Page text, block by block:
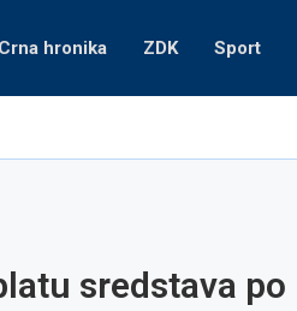
Crna hronika ZDK Sport
sredstava po